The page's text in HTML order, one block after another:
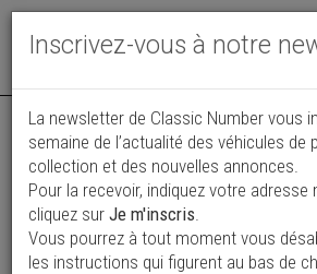
Annonce actualisée le 24/07/2026 ( il y
VENDUE Volkswagen
Prix sur demande
1974 Coupé
Inscrivez-vous à notre
La newsletter de Classic Number vous
semaine de l’actualité des véhicules de
collection et des nouvelles annonces.
Pour la recevoir, indiquez votre
cliquez sur Je m'inscris.
Vous pourrez à tout moment vous
les instructions qui figurent au bas de